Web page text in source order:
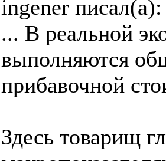
ingener писал(а):
... В реальной
выполняются
прибавочной
Здесь товарищ